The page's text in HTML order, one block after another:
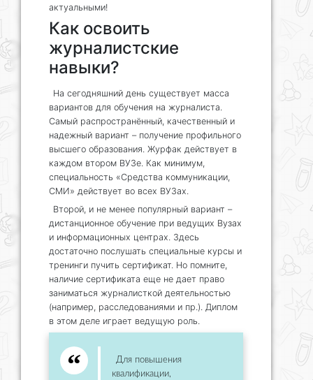
актуальными!
Как освоить
журналистские
навыки?
На сегодняшний день существует масса
вариантов для обучения на журналиста.
Самый распространённый, качественный и
надежный вариант – получение профильного
высшего образования. Журфак действует в
каждом втором ВУЗе. Как минимум,
специальность «Средства коммуникации,
СМИ» действует во всех ВУЗах.
Второй, и не менее популярный вариант –
дистанционное обучение при ведущих Вузах
и информационных центрах. Здесь
достаточно послушать специальные курсы и
тренинги пучить сертификат. Но помните,
наличие сертификата еще не дает право
заниматься журналисткой деятельностью
(например, расследованиями и пр.). Диплом
в этом деле играет ведущую роль.
Для повышения
квалификации,